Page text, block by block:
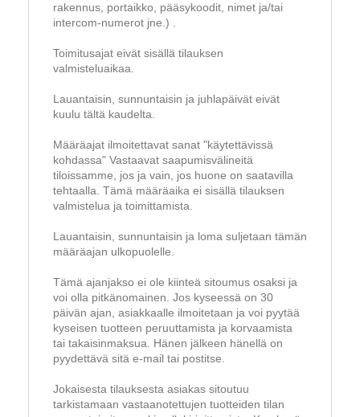
rakennus, portaikko, pääsykoodit, nimet ja/tai
intercom-numerot jne.) .
Toimitusajat eivät sisällä tilauksen
valmisteluaikaa.
Lauantaisin, sunnuntaisin ja juhlapäivät eivät
kuulu tältä kaudelta.
Määräajat ilmoitettavat sanat "käytettävissä
kohdassa" Vastaavat saapumisvälineitä
tiloissamme, jos ja vain, jos huone on saatavilla
tehtaalla. Tämä määräaika ei sisällä tilauksen
valmistelua ja toimittamista.
Lauantaisin, sunnuntaisin ja loma suljetaan tämän
määräajan ulkopuolelle.
Tämä ajanjakso ei ole kiinteä sitoumus osaksi ja
voi olla pitkänomainen. Jos kyseessä on 30
päivän ajan, asiakkaalle ilmoitetaan ja voi pyytää
kyseisen tuotteen peruuttamista ja korvaamista
tai takaisinmaksua. Hänen jälkeen hänellä on
pyydettävä sitä e-mail tai postitse.
Jokaisesta tilauksesta asiakas sitoutuu
tarkistamaan vastaanotettujen tuotteiden tilan